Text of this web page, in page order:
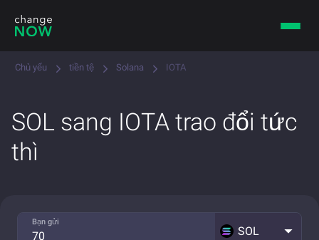
Chủ yếu tiền tệ Solana IOTA
SOL sang IOTA trao đổi tức
thì
Bạn gửi
SOL